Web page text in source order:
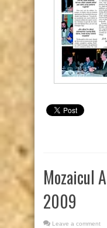
Mozaicul
2009
Leave a comment